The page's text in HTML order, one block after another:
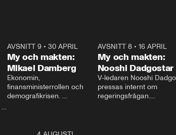
AVSNITT 9• 30 APRIL
My och makten:
Mikael Damberg
Ekonomin,
finansministerrollen och
demografikrisen.
och Makten.
AVSNITT 8• 16 APRIL
My och makten:
Nooshi Dadgostar
V-ledaren Nooshi
pressas internt om
regeringsfrågan.